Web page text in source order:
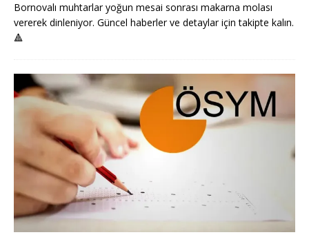
Bornovalı muhtarlar yoğun mesai sonrası makarna molası
vererek dinleniyor. Güncel haberler ve detaylar için takipte kalın.
🔺